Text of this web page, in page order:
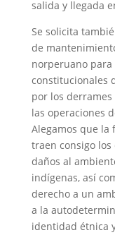
salida y llegada
Se solicita
de
norperuano para
constitucionales
por los
las operaciones
Alegamos que
traen consigo
daños al
indígenas, así
derecho a un
a la
identidad étnica